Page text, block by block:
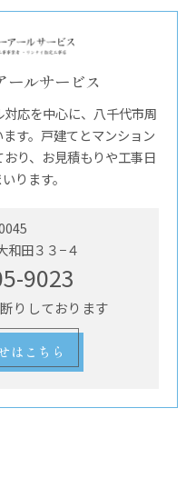
ールサービス
応を中心に、八千代市周
す。戸建てとマンション
り、お見積もりや工事日
ります。
和田３３−４
9023
りしております
はこちら